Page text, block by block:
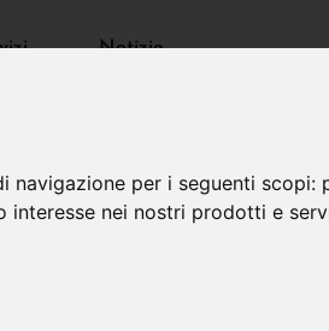
navigazione per i seguenti scopi:
interesse nei nostri prodotti e
Notizie